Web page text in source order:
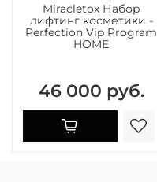
Miracletox Набор
лифтинг косметики -
Perfection Vip Program
HOME
46 000 руб.